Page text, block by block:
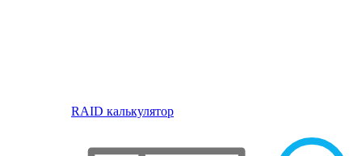
RAID калькулятор